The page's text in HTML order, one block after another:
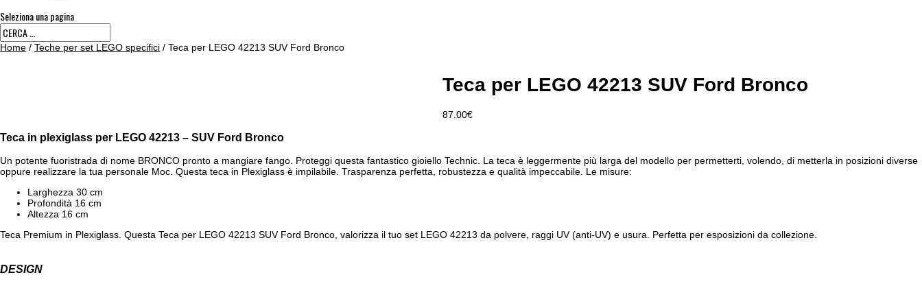
Seleziona una pagina
Home / Teche per set LEGO specifici / Teca per LEGO 42213 SUV Ford Bronco
Teca per LEGO 42213 SUV Ford Bronco
87.00€
Teca in plexiglass per LEGO 42213 – SUV Ford Bronco
Un potente fuoristrada di nome BRONCO pronto a mangiare fango. Proteggi questa fantastico gioiello Technic. La teca è leggermente più larga del modello per permetterti, volendo, di metterla in posizioni diverse
oppure realizzare la tua personale Moc. Questa teca in Plexiglass è impilabile. Trasparenza perfetta, robustezza e qualità impeccabile. Le misure:
Larghezza 30 cm
Profondità 16 cm
Altezza 16 cm
Teca Premium in Plexiglass. Questa Teca per LEGO 42213 SUV Ford Bronco, valorizza il tuo set LEGO 42213 da polvere, raggi UV (anti-UV) e usura. Perfetta per esposizioni da collezione.
DESIGN